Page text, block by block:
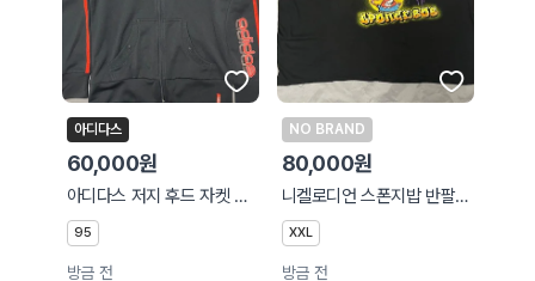
아디다스
60,000원
아디다스 저지 후드 자켓 트랙자켓 95M 우먼스
95
방금 전
NO BRAND
80,000원
니켈로디언 스폰지밥 반팔티셔츠 XXL 2XL
XXL
방금 전